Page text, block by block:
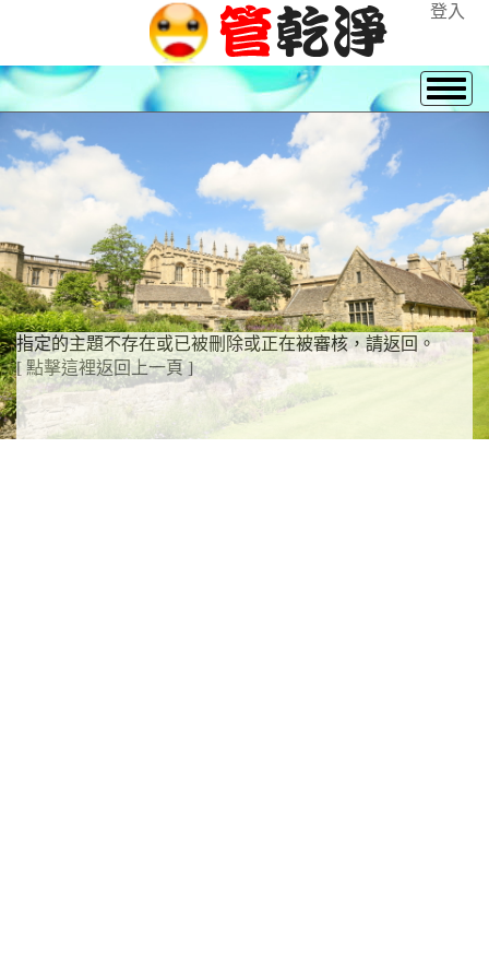
登入
指定的主題不存在或已被刪除或正在被審核，請返回。
[ 點擊這裡返回上一頁 ]